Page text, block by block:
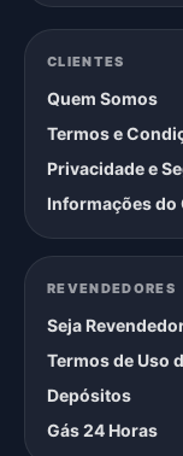
CLIENTES
Quem Somos
Termos e
Privacidade e
Informações do
REVENDEDORES
Seja
Termos de Uso
Depósitos
Gás 24 Horas